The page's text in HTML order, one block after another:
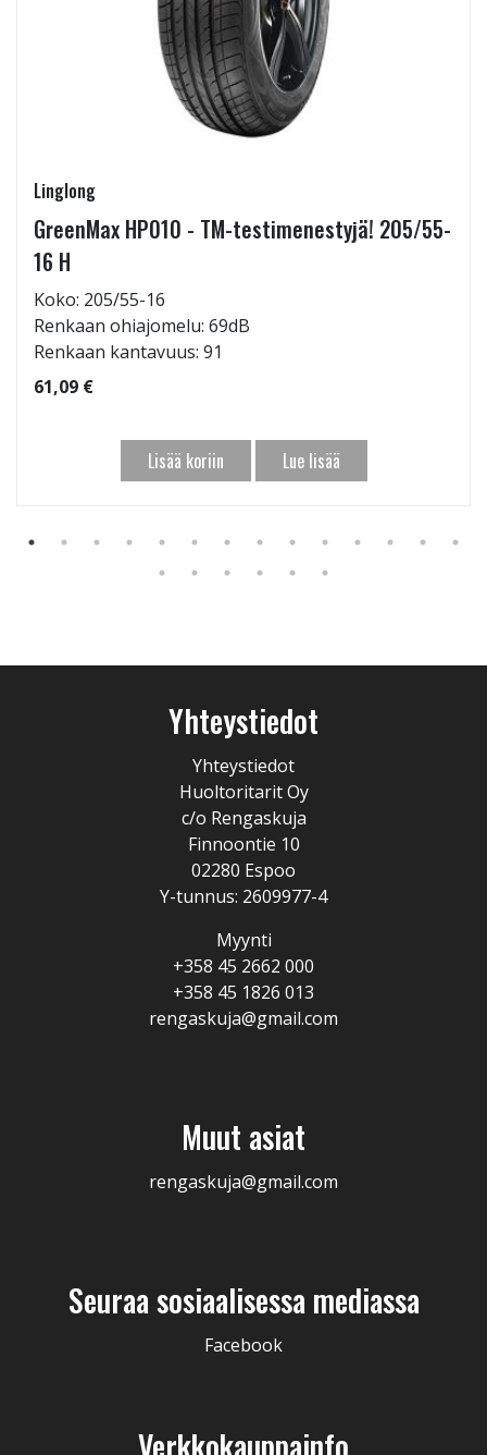
Linglong
GreenMax HP010 - TM-testimenestyjä! 205/55-
16 H
Koko: 205/55-16
Renkaan ohiajomelu: 69dB
Renkaan kantavuus: 91
61,09 €
Lisää koriin Lue lisää
Yhteystiedot
Yhteystiedot
Huoltoritarit Oy
c/o Rengaskuja
Finnoontie 10
02280 Espoo
Y-tunnus: 2609977-4
Myynti
+358 45 2662 000
+358 45 1826 013
rengaskuja@gmail.com
Muut asiat
rengaskuja@gmail.com
Seuraa sosiaalisessa mediassa
Facebook
Verkkokauppainfo